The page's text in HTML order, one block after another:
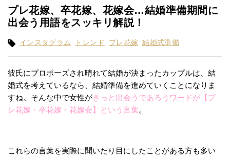
プレ花嫁、卒花嫁、花嫁会…結婚準備期間に
出会う用語をスッキリ解説！
インスタグラム トレンド プレ花嫁 結婚式準備
彼氏にプロポーズされ晴れて結婚が決まったカップルは、結
婚式を考えているなら、結婚準備を進めていくことになりま
すね。そんな中で女性がきっと出会うであろうワードが【プ
レ花嫁・卒花嫁・花嫁会】という言葉。
これらの言葉を実際に聞いたり目にしたことがある方も多い